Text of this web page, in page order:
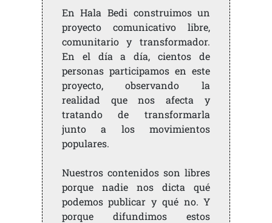
En Hala Bedi construimos un
proyecto comunicativo libre,
comunitario y transformador.
En el día a día, cientos de
personas participamos en este
proyecto, observando la
realidad que nos afecta y
tratando de transformarla
junto a los movimientos
populares.
Nuestros contenidos son libres
porque nadie nos dicta qué
podemos publicar y qué no. Y
porque difundimos estos